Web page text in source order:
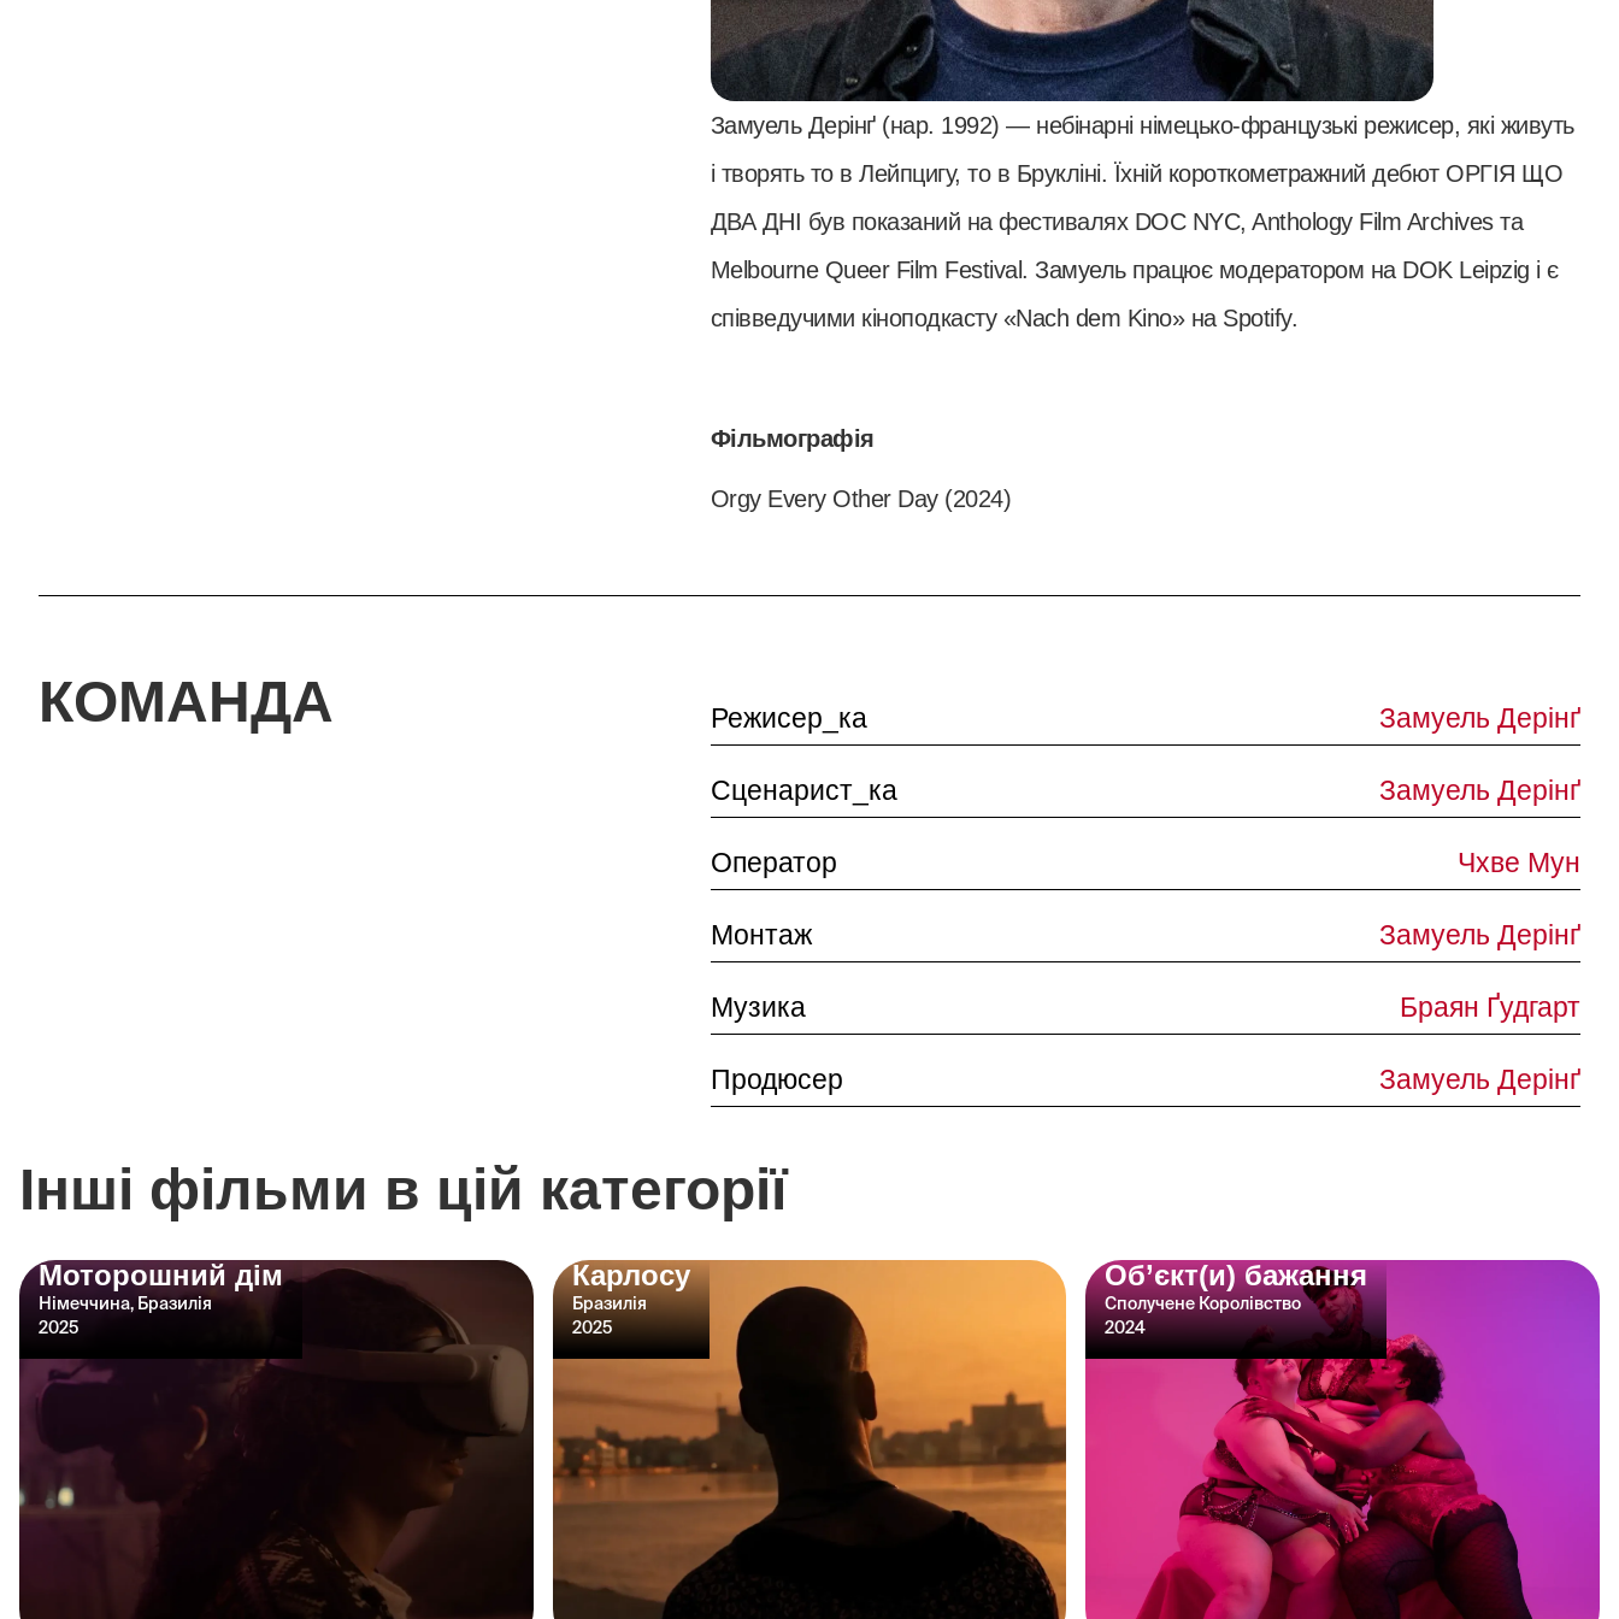
Замуель Дерінґ (нар. 1992) — небінарні німецько-французькі режисер, які живуть
і творять то в Лейпцигу, то в Брукліні. Їхній короткометражний дебют ОРГІЯ ЩО
ДВА ДНІ був показаний на фестивалях DOC NYC, Anthology Film Archives та
Melbourne Queer Film Festival. Замуель працює модератором на DOK Leipzig і є
співведучими кіноподкасту «Nach dem Kino» на Spotify.
Фільмографія
Orgy Every Other Day (2024)
КОМАНДА Режисер_ка Замуель Дерінґ
Сценарист_ка Замуель Дерінґ
Оператор Чхве Мун
Монтаж Замуель Дерінґ
Музика Браян Ґудгарт
Продюсер Замуель Дерінґ
Інші фільми в цій категорії
Моторошний дім
Німеччина, Бразилія
2025
Карлосу
Бразилія
2025
Об’єкт(и) бажання
Сполучене Королівство
2024